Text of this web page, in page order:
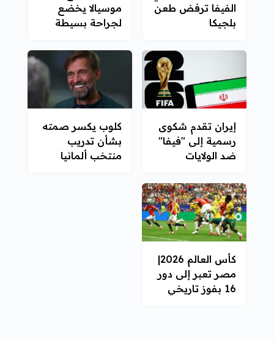
الفيفا ترفض طعن
بلجيكا
موسيالا يخضع
لجراحة بسيطة
إيران تقدم شكوى
رسمية إلى "فيفا"
ضد الولايات
كلوب يكسر صمته
بشأن تدريب
منتخب ألمانيا
كأس العالم 2026|
مصر تعبر إلى دور
16 بفوز تاريخي